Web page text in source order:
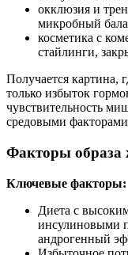
окклюзия и
микробный
косметика с
стайлинги,
Получается картина,
только избыток
чувствительность
средовыми
Факторы образа
Ключевые факторы:
Диета с
инсулиновыми
андрогенный